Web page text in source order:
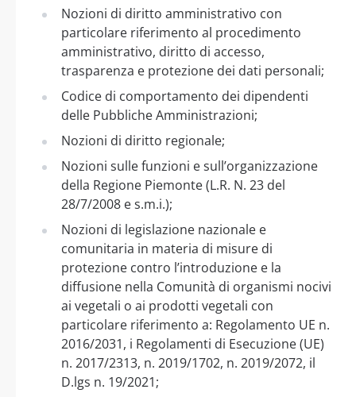
Nozioni di diritto amministrativo con
particolare riferimento al procedimento
amministrativo, diritto di accesso,
trasparenza e protezione dei dati personali;
Codice di comportamento dei dipendenti
delle Pubbliche Amministrazioni;
Nozioni di diritto regionale;
Nozioni sulle funzioni e sull’organizzazione
della Regione Piemonte (L.R. N. 23 del
28/7/2008 e s.m.i.);
Nozioni di legislazione nazionale e
comunitaria in materia di misure di
protezione contro l’introduzione e la
diffusione nella Comunità di organismi nocivi
ai vegetali o ai prodotti vegetali con
particolare riferimento a: Regolamento UE n.
2016/2031, i Regolamenti di Esecuzione (UE)
n. 2017/2313, n. 2019/1702, n. 2019/2072, il
D.lgs n. 19/2021;